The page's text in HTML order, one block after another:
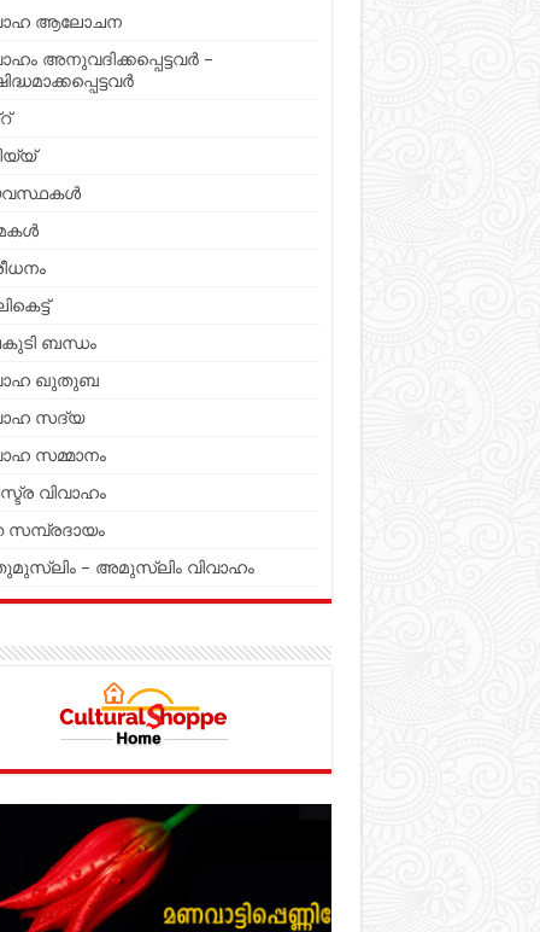
ആലോചന
അനുവദിക്കപ്പെട്ടവർ –
ബന്ധം
ഖുതുബ
സദ്യ
സമ്മാനം
വിവാഹം
– അമുസ്ലിം വിവാഹം